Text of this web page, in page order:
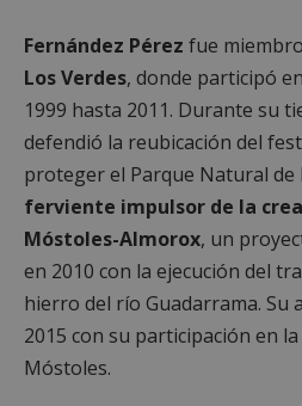
Fernández Pérez fue
Los Verdes, donde participó
1999 hasta 2011. Durante su
defendió la reubicación del
proteger el Parque Natural de
ferviente impulsor de la
Móstoles-Almorox, un
en 2010 con la ejecución del
hierro del río Guadarrama. Su
2015 con su participación en
Móstoles.